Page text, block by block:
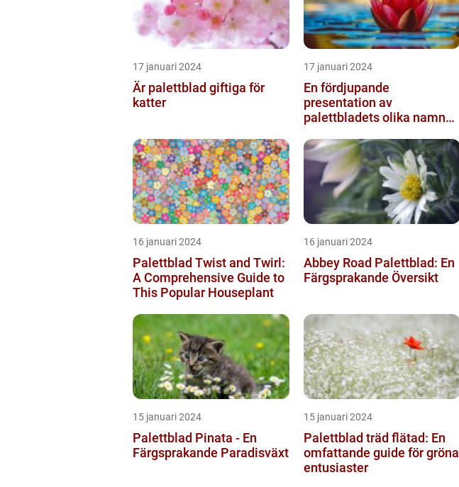
17 januari 2024
Är palettblad giftiga för
katter
17 januari 2024
En fördjupande
presentation av
palettbladets olika namn
16 januari 2024
Palettblad Twist and Twirl:
A Comprehensive Guide to
This Popular Houseplant
16 januari 2024
Abbey Road Palettblad: En
Färgsprakande Översikt
15 januari 2024
Palettblad Pinata - En
Färgsprakande Paradisväxt
15 januari 2024
Palettblad träd flätad: En
omfattande guide för gröna
entusiaster